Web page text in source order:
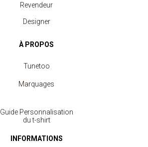
Revendeur
Designer
À PROPOS
Tunetoo
Marquages
Guide Personnalisation
du t-shirt
INFORMATIONS